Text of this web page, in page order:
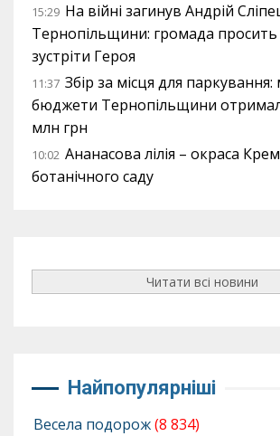
15:29 На війні загинув Андрій
Тернопільщини: громада просить
зустріти Героя
11:37 Збір за місця для паркування:
бюджети Тернопільщини
млн грн
10:02 Ананасова лілія – окраса
ботанічного саду
Читати всі новини
Найпопулярніші
Весела подорож(8 834)